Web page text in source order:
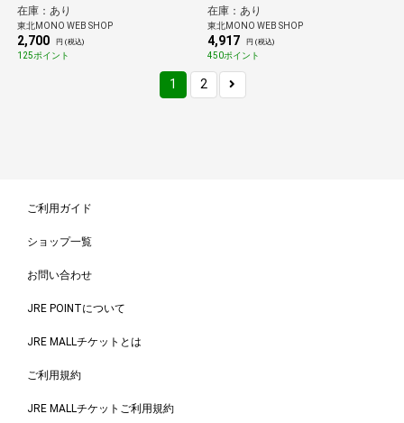
在庫：あり
東北MONO WEB SHOP
2,700 円 (税込)
125ポイント
在庫：あり
東北MONO WEB SHOP
4,917 円 (税込)
450ポイント
1 2
ご利用ガイド
ショップ一覧
お問い合わせ
JRE POINTについて
JRE MALLチケットとは
ご利用規約
JRE MALLチケットご利用規約